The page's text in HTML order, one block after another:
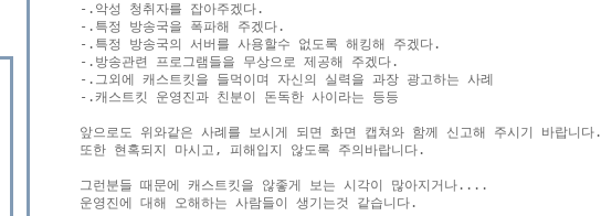
-.악성 청취자를 잡아주겠다.
-.특정 방송국을 폭파해 주겠다.
-.특정 방송국의 서버를 사용할수 없도록 해킹해 주겠다.
-.방송관련 프로그램들을 무상으로 제공해 주겠다.
-.그외에 캐스트킷을 들먹이며 자신의 실력을 과장 광고하는 사례
-.캐스트킷 운영진과 친분이 돈독한 사이라는 등등
앞으로도 위와같은 사례를 보시게 되면 화면 캡쳐와 함께 신고해 주시기 바랍니다.
또한 현혹되지 마시고, 피해입지 않도록 주의바랍니다.
그런분들 때문에 캐스트킷을 않좋게 보는 시각이 많아지거나....